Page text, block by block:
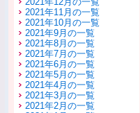
2021年11月の一覧
2021年10月の一覧
2021年9月の一覧
2021年8月の一覧
2021年7月の一覧
2021年6月の一覧
2021年5月の一覧
2021年4月の一覧
2021年3月の一覧
2021年2月の一覧